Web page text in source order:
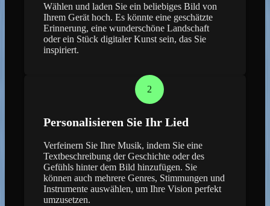
Wählen und laden Sie ein beliebiges Bild von
Ihrem Gerät hoch. Es könnte eine geschätzte
Erinnerung, eine wunderschöne Landschaft
oder ein Stück digitaler Kunst sein, das Sie
inspiriert.
2
Personalisieren Sie Ihr Lied
Verfeinern Sie Ihre Musik, indem Sie eine
Textbeschreibung der Geschichte oder des
Gefühls hinter dem Bild hinzufügen. Sie
können auch mehrere Genres, Stimmungen und
Instrumente auswählen, um Ihre Vision perfekt
umzusetzen.